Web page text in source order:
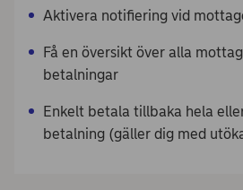
Aktivera notifiering vid
Få en översikt över alla
betalningar
Enkelt betala tillbaka hela
betalning (gäller dig med